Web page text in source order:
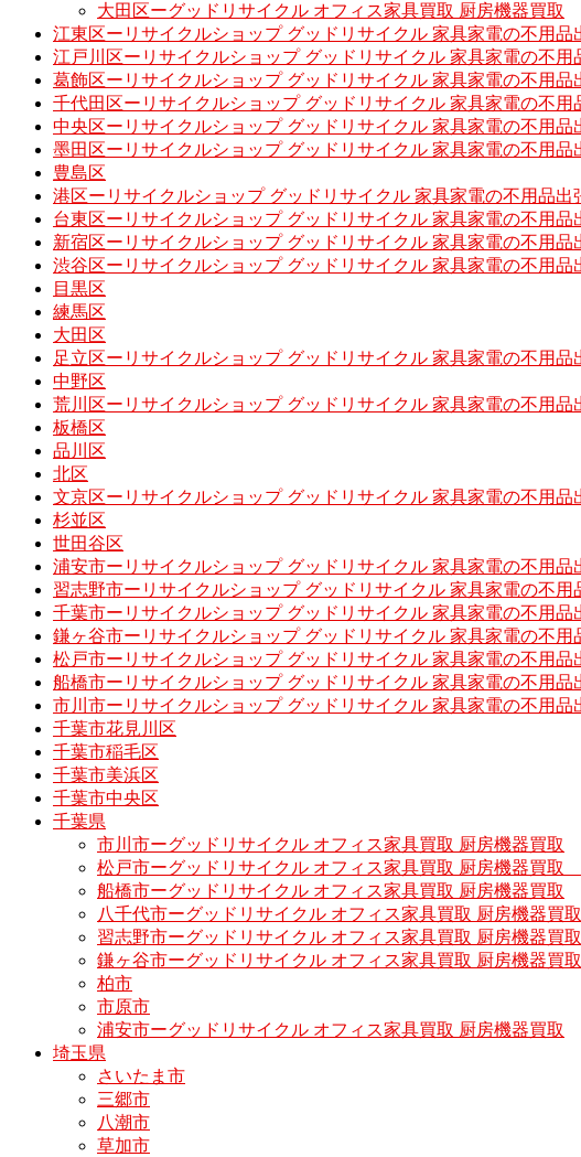
大田区ーグッドリサイクル オフィス家具買取 厨房機器買取
江東区ーリサイクルショップ グッドリサイクル 家具家電の不用品
江戸川区ーリサイクルショップ グッドリサイクル 家具家電の不用
葛飾区ーリサイクルショップ グッドリサイクル 家具家電の不用品
千代田区ーリサイクルショップ グッドリサイクル 家具家電の不用
中央区ーリサイクルショップ グッドリサイクル 家具家電の不用品
墨田区ーリサイクルショップ グッドリサイクル 家具家電の不用品
豊島区
港区ーリサイクルショップ グッドリサイクル 家具家電の不用品出
台東区ーリサイクルショップ グッドリサイクル 家具家電の不用品
新宿区ーリサイクルショップ グッドリサイクル 家具家電の不用品
渋谷区ーリサイクルショップ グッドリサイクル 家具家電の不用品
目黒区
練馬区
大田区
足立区ーリサイクルショップ グッドリサイクル 家具家電の不用品
中野区
荒川区ーリサイクルショップ グッドリサイクル 家具家電の不用品
板橋区
品川区
北区
文京区ーリサイクルショップ グッドリサイクル 家具家電の不用品
杉並区
世田谷区
浦安市ーリサイクルショップ グッドリサイクル 家具家電の不用品
習志野市ーリサイクルショップ グッドリサイクル 家具家電の不用
千葉市ーリサイクルショップ グッドリサイクル 家具家電の不用品
鎌ヶ谷市ーリサイクルショップ グッドリサイクル 家具家電の不用
松戸市ーリサイクルショップ グッドリサイクル 家具家電の不用品
船橋市ーリサイクルショップ グッドリサイクル 家具家電の不用品
市川市ーリサイクルショップ グッドリサイクル 家具家電の不用品
千葉市花見川区
千葉市稲毛区
千葉市美浜区
千葉市中央区
千葉県
市川市ーグッドリサイクル オフィス家具買取 厨房機器買取
松戸市ーグッドリサイクル オフィス家具買取 厨房機器買取
船橋市ーグッドリサイクル オフィス家具買取 厨房機器買取
八千代市ーグッドリサイクル オフィス家具買取 厨房機器買取
習志野市ーグッドリサイクル オフィス家具買取 厨房機器買取
鎌ヶ谷市ーグッドリサイクル オフィス家具買取 厨房機器買取
柏市
市原市
浦安市ーグッドリサイクル オフィス家具買取 厨房機器買取
埼玉県
さいたま市
三郷市
八潮市
草加市